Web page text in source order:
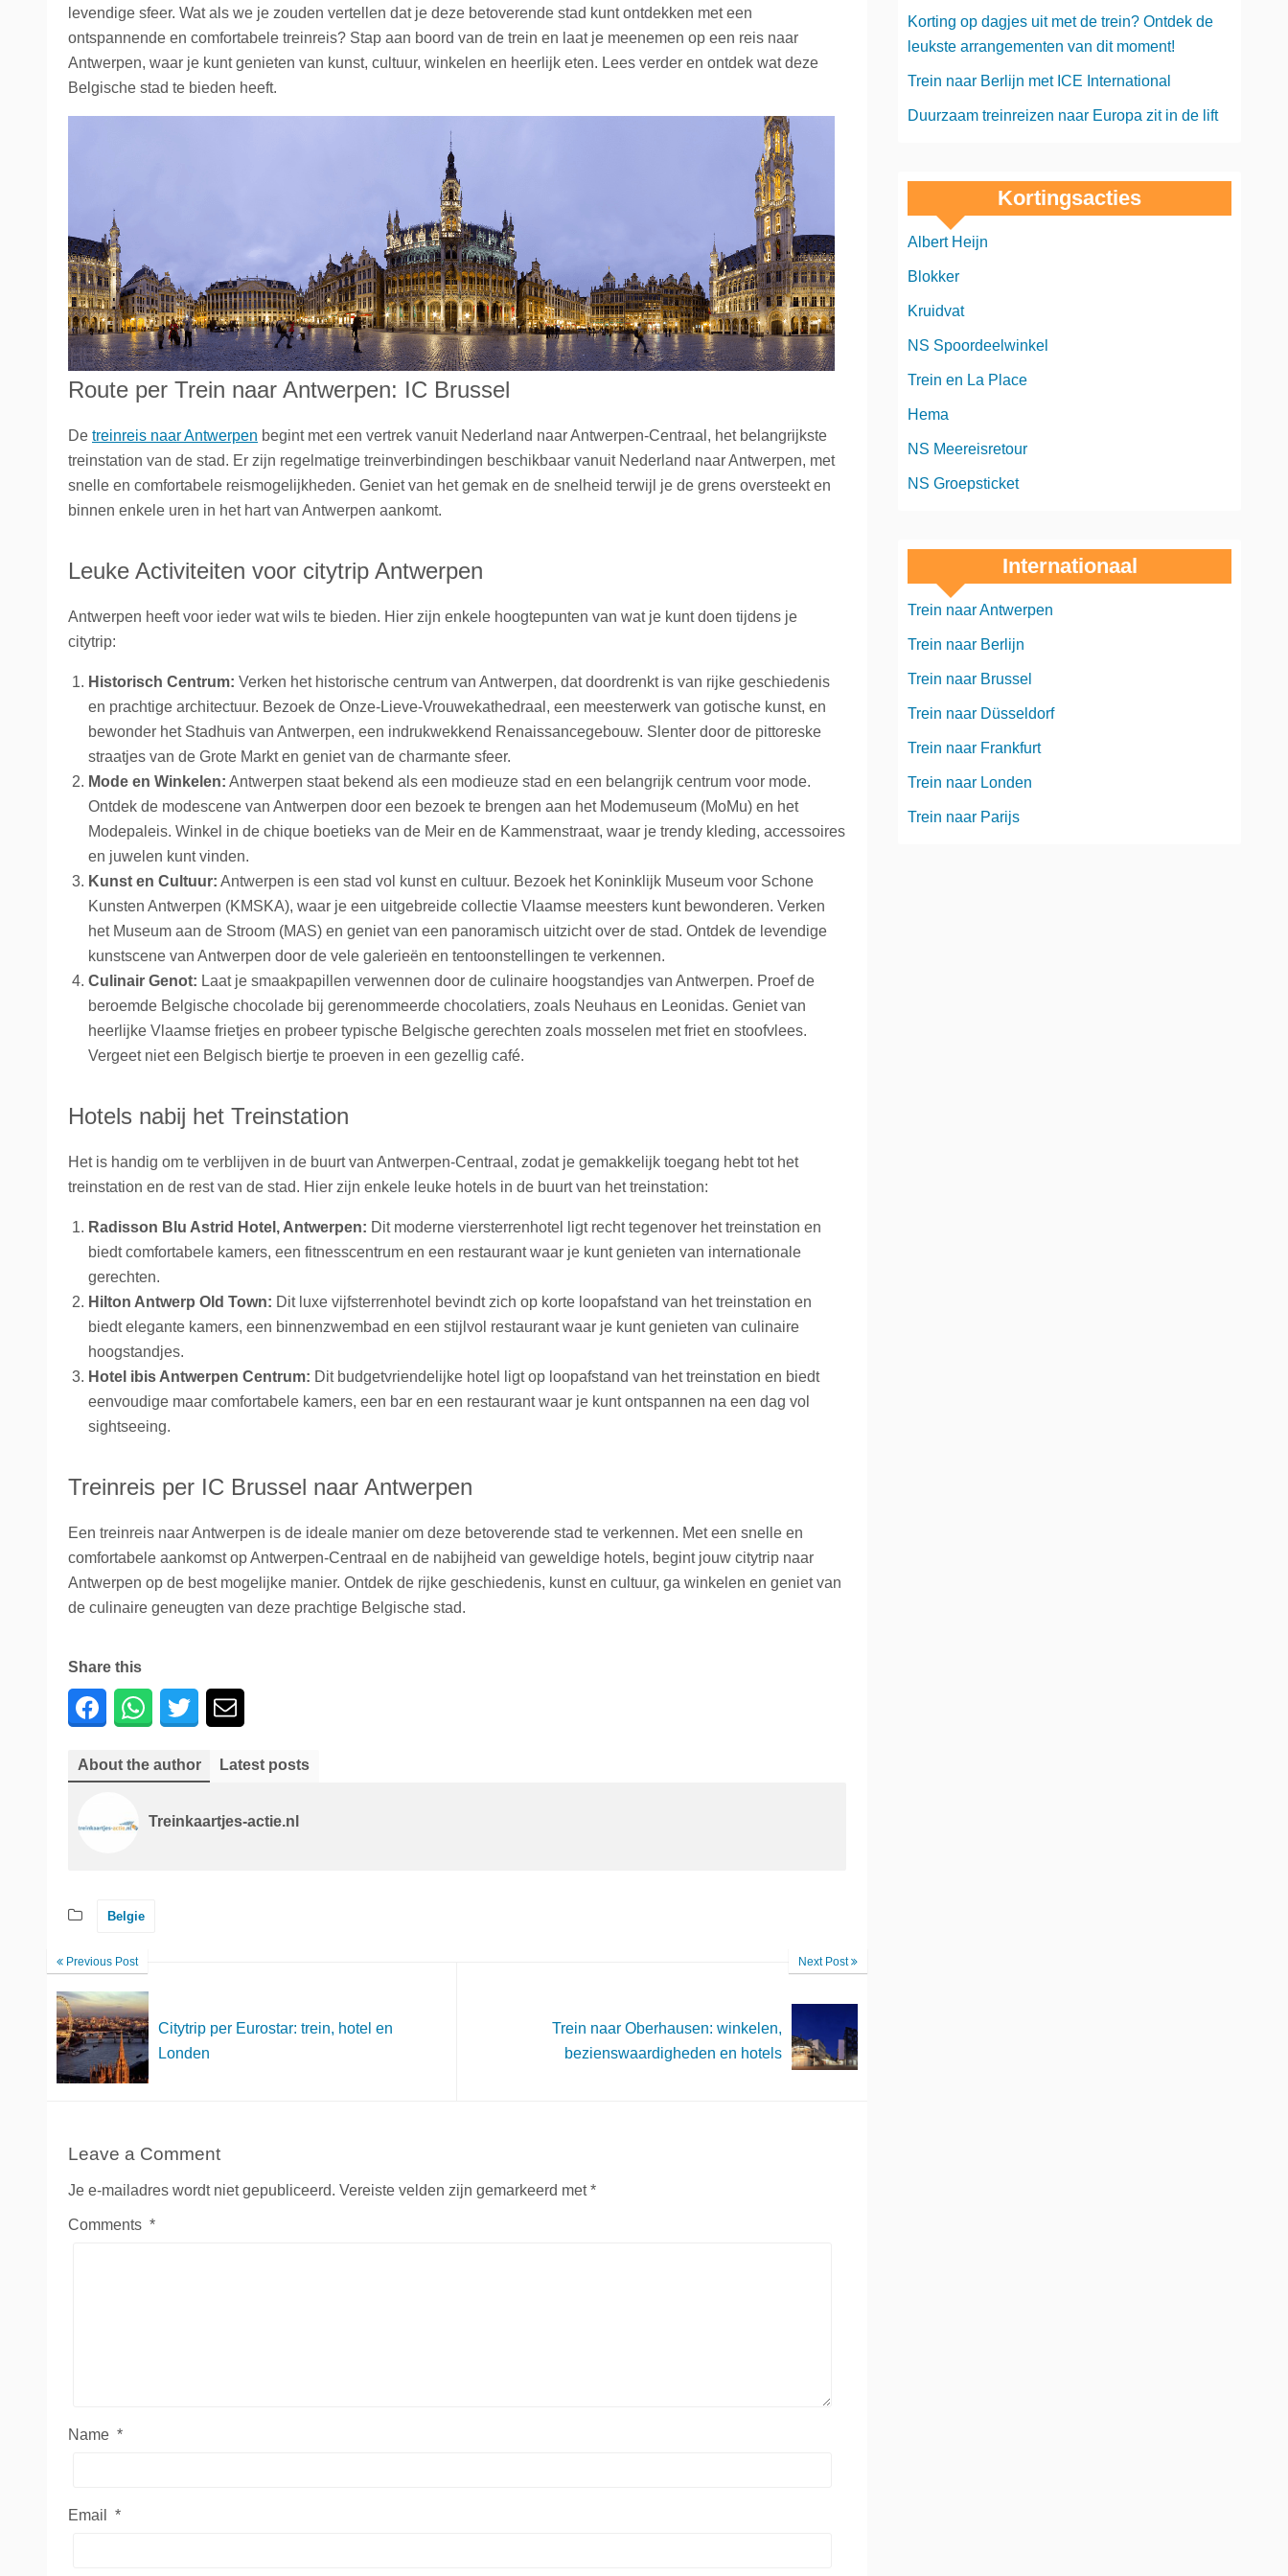
La Place Trein naar Oostenrijk
Polen
levendige sfeer. Wat als we je zouden vertellen dat je deze betoverende stad kunt ontdekken met een
ontspannende en comfortabele treinreis? Stap aan boord van de trein en laat je meenemen op een reis naar
Antwerpen, waar je kunt genieten van kunst, cultuur, winkelen en heerlijk eten. Lees verder en ontdek wat deze
Belgische stad te bieden heeft.
Route per Trein naar Antwerpen: IC Brussel
De treinreis naar Antwerpen begint met een vertrek vanuit Nederland naar Antwerpen-Centraal, het belangrijkste
treinstation van de stad. Er zijn regelmatige treinverbindingen beschikbaar vanuit Nederland naar Antwerpen, met
snelle en comfortabele reismogelijkheden. Geniet van het gemak en de snelheid terwijl je de grens oversteekt en
binnen enkele uren in het hart van Antwerpen aankomt.
Leuke Activiteiten voor citytrip Antwerpen
Antwerpen heeft voor ieder wat wils te bieden. Hier zijn enkele hoogtepunten van wat je kunt doen tijdens je
citytrip:
Historisch Centrum: Verken het historische centrum van Antwerpen, dat doordrenkt is van rijke geschiedenis
en prachtige architectuur. Bezoek de Onze-Lieve-Vrouwekathedraal, een meesterwerk van gotische kunst, en
bewonder het Stadhuis van Antwerpen, een indrukwekkend Renaissancegebouw. Slenter door de pittoreske
straatjes van de Grote Markt en geniet van de charmante sfeer.
Mode en Winkelen: Antwerpen staat bekend als een modieuze stad en een belangrijk centrum voor mode.
Ontdek de modescene van Antwerpen door een bezoek te brengen aan het Modemuseum (MoMu) en het
Modepaleis. Winkel in de chique boetieks van de Meir en de Kammenstraat, waar je trendy kleding, accessoires
en juwelen kunt vinden.
Kunst en Cultuur: Antwerpen is een stad vol kunst en cultuur. Bezoek het Koninklijk Museum voor Schone
Kunsten Antwerpen (KMSKA), waar je een uitgebreide collectie Vlaamse meesters kunt bewonderen. Verken
het Museum aan de Stroom (MAS) en geniet van een panoramisch uitzicht over de stad. Ontdek de levendige
kunstscene van Antwerpen door de vele galerieën en tentoonstellingen te verkennen.
Culinair Genot: Laat je smaakpapillen verwennen door de culinaire hoogstandjes van Antwerpen. Proef de
beroemde Belgische chocolade bij gerenommeerde chocolatiers, zoals Neuhaus en Leonidas. Geniet van
heerlijke Vlaamse frietjes en probeer typische Belgische gerechten zoals mosselen met friet en stoofvlees.
Vergeet niet een Belgisch biertje te proeven in een gezellig café.
Hotels nabij het Treinstation
Het is handig om te verblijven in de buurt van Antwerpen-Centraal, zodat je gemakkelijk toegang hebt tot het
treinstation en de rest van de stad. Hier zijn enkele leuke hotels in de buurt van het treinstation:
Radisson Blu Astrid Hotel, Antwerpen: Dit moderne viersterrenhotel ligt recht tegenover het treinstation en
biedt comfortabele kamers, een fitnesscentrum en een restaurant waar je kunt genieten van internationale
gerechten.
Hilton Antwerp Old Town: Dit luxe vijfsterrenhotel bevindt zich op korte loopafstand van het treinstation en
biedt elegante kamers, een binnenzwembad en een stijlvol restaurant waar je kunt genieten van culinaire
hoogstandjes.
Hotel ibis Antwerpen Centrum: Dit budgetvriendelijke hotel ligt op loopafstand van het treinstation en biedt
eenvoudige maar comfortabele kamers, een bar en een restaurant waar je kunt ontspannen na een dag vol
sightseeing.
Treinreis per IC Brussel naar Antwerpen
Een treinreis naar Antwerpen is de ideale manier om deze betoverende stad te verkennen. Met een snelle en
comfortabele aankomst op Antwerpen-Centraal en de nabijheid van geweldige hotels, begint jouw citytrip naar
Antwerpen op de best mogelijke manier. Ontdek de rijke geschiedenis, kunst en cultuur, ga winkelen en geniet van
de culinaire geneugten van deze prachtige Belgische stad.
Share this
About the author Latest posts
Treinkaartjes-actie.nl
Belgie
Previous Post
Citytrip per Eurostar: trein, hotel en
Londen
Next Post
Trein naar Oberhausen: winkelen,
bezienswaardigheden en hotels
Leave a Comment
Je e-mailadres wordt niet gepubliceerd. Vereiste velden zijn gemarkeerd met*
Comments *
Name *
Email *
Korting op dagjes uit met de trein? Ontdek de
leukste arrangementen van dit moment!
Trein naar Berlijn met ICE International
Duurzaam treinreizen naar Europa zit in de lift
Kortingsacties
Albert Heijn
Blokker
Kruidvat
NS Spoordeelwinkel
Trein en La Place
Hema
NS Meereisretour
NS Groepsticket
Internationaal
Trein naar Antwerpen
Trein naar Berlijn
Trein naar Brussel
Trein naar Düsseldorf
Trein naar Frankfurt
Trein naar Londen
Trein naar Parijs